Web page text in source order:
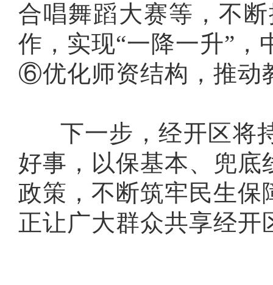
合唱舞蹈大赛等 ，不
作，实现“一降一升”，
⑥优化师资结构，推动
下一步，经开区将
好事 ， 以保基本、兜底
政策，不断筑牢民生保
正让广大群众共享经开